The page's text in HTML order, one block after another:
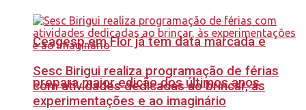
Ceagesp em Flor já tem data marcada e
prepara maior edição dos últimos anos
Sesc Birigui realiza programação de férias
com atividades dedicadas ao brincar, às
experimentações e ao imaginário